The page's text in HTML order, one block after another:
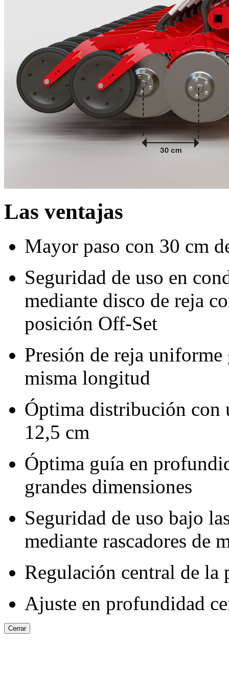
Las ventajas
Mayor paso con 30 cm
Seguridad de uso en
mediante disco de reja
posición Off-Set
Presión de reja uniforme
misma longitud
Óptima distribución con
12,5 cm
Óptima guía en
grandes dimensiones
Seguridad de uso bajo
mediante rascadores de
Regulación central de la
Ajuste en profundidad
Cerrar